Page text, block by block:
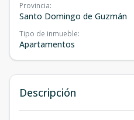
Provincia:
Santo Domingo de Guzmán
Tipo de inmueble:
Apartamentos
Descripción